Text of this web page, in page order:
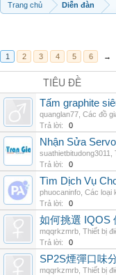
Trang chủ Diễn đàn
1 2 3 4 5 6 →
TIÊU ĐỀ
Tấm graphite
quanglan77 Các đồ
Trả lời:
0
Nhận Sửa
suathietbitudong3011
Trả lời:
0
Tìm Dịch Vụ
phuocaninfo Các loại
Trả lời:
0
如何挑選 IQOS
mqqrkzmrb Thiết bị
Trả lời:
0
SP2S煙彈口味
mqqrkzmrb Thiết bị